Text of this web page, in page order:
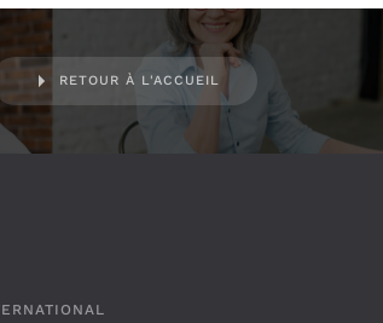
RETOUR À L'ACCUEIL